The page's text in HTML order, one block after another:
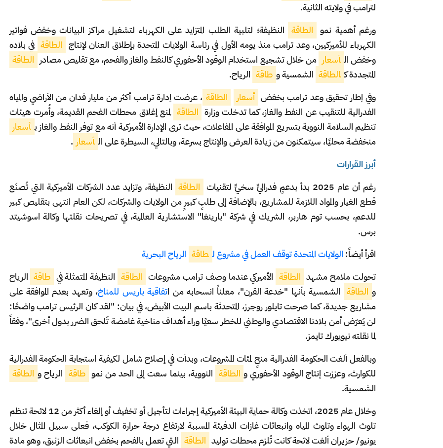
لترامب في ولايته الثانية.
ورغم أهمية نمو الطاقة النظيفة؛ لتلبية الطلب المتزايد على الكهرباء لتشغيل مراكز البيانات وخفض فواتير
الكهرباء للأميركيين، وعد ترامب منذ يومه الأول في رئاسة الولايات المتحدة بإطلاق العنان لإنتاج الطاقة في بلاده
وخفض ال أسعار من خلال تشجيع استخدام الوقود الأحفوري كالنفط والغاز والفحم، مع تقليص مصادر الطاقة
المتجددة ك الطاقة الشمسية و طاقة الرياح.
وفي إطار تحقيق وعد ترامب بخفض أسعار الطاقة ، عرضت إدارة ترامب أكثر من مليار فدان من الأراضي والمياه
الفدرالية للتنقيب عن النفط والغاز، كما تدخلت وزارة الطاقة لمنع إغلاق محطات الفحم القديمة، وأُمرت هيئات
تنظيم السلامة النووية بتسريع الموافقة على المفاعلات، حيث ترى الإدارة الأميركية أنه مع توفر النفط والغاز ب أسعار
منخفضة محليًا، سيتمكنون من زيادة العرض والإنتاج بسرعة، وبالتالي، السيطرة على ال أسعار .
أبرز القرارات
رغم أن عام 2025 بدأ بدعمٍ فدراليٍّ سخيٍّ لتقنيات
الطاقة النظيفة، وتزايد عدد الشركات الأميركية التي تُصنّع
قطع الغيار والمواد اللازمة للمشاريع، بالإضافة إلى طلبٍ كبيرٍ من الولايات والشركات، لكن العام انتهى بتقليص كبير
للدعم، بحسب توم هاربر، الشريك في شركة "بارينغا" الاستشارية العالمية، في تصريحات نقلتها وكالة اسوشيتد
برس.
اقرأ أيضاً: الولايات المتحدة توقف العمل في مشروع ل طاقة الرياح البحرية
تحولت ملامح مشهد الطاقة الأميركي عندما وصف ترامب مشروعات الطاقة النظيفة المتمثلة في طاقة الرياح
و الطاقة الشمسية بأنها "خدعة القرن"، معلناً انسحابه من اتفاقية باريس للمناخ، وتعهد بعدم الموافقة على
مشاريع جديدة، كما صرحت تايلور روجرز، المتحدثة باسم البيت الأبيض، في بيان: "لقد كان الرئيس ترامب واضحًا:
لن يُعرّض أمن بلادنا الاقتصادي والوطني للخطر سعيًا وراء أهداف مناخية غامضة تُلحق الضرر بدول أخرى"، وفقاً
لما نقلته نيويورك تايمز.
وبالفعل ألغت الحكومة الفدرالية منحٍ لمئات المشروعات، وبدأت في إصلاح شامل لكيفية استجابة الحكومة الفدرالية
للكوارث، وعززت إنتاج الوقود الأحفوري و الطاقة النووية، بينما سعت إلى الحد من نمو طاقة الرياح و الطاقة
الشمسية.
وخلال عام 2025، اتخذت وكالة حماية البيئة الأميركية إجراءات لتأجيل أو تخفيف أو إلغاء أكثر من 12 لائحة تنظم
تلوث الهواء وتلوث المياه وانبعاثات غازات الدفيئة المسببة لارتفاع درجة حرارة الكوكب، فعلى سبيل المثال خلال
يونيو/ حزيران ألغت لائحة كانت تُلزم محطات توليد الطاقة التي تعمل بالفحم بخفض انبعاثات الزئبق، وهو مادة